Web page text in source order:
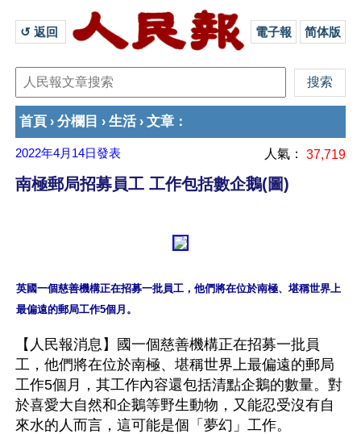
↺ 返回 電子報 简体版
首頁 › 分欄目 › 生活 › 文章 ：
2022年4月14日發表 人氣： 37,719
南極郵局招募員工 工作包括數企鵝(圖)
英國一個慈善機構正在招募一批員工，他們將在位於南極、堪稱世界上
【人民報消息】國一個慈善機構正在招募一批員
工，他們將在位於南極、堪稱世界上最偏遠的郵局
工作5個月，其工作內容還包括清點企鵝的數量。對
於喜愛大自然和企鵝等野生動物，又能忍受沒有自
來水的人而言，這可能是個「夢幻」工作。